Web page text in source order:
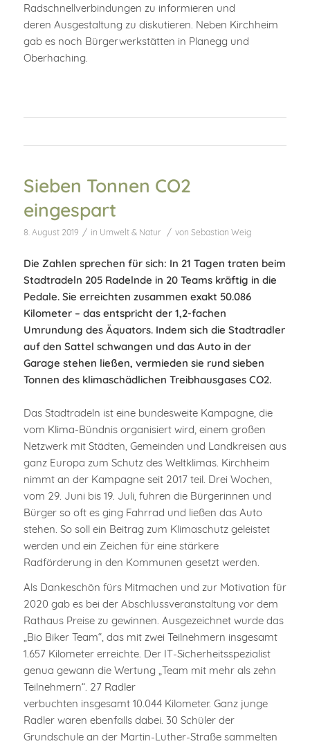
Radschnellverbindungen zu informieren und
deren Ausgestaltung zu diskutieren. Neben Kirchheim
gab es noch Bürgerwerkstätten in Planegg und
Oberhaching.
Sieben Tonnen CO2
eingespart
8. August 2019 / in Umwelt & Natur / von Sebastian Weig
Die Zahlen sprechen für sich: In 21 Tagen traten beim
Stadtradeln 205 Radelnde in 20 Teams kräftig in die
Pedale. Sie erreichten zusammen exakt 50.086
Kilometer – das entspricht der 1,2-fachen
Umrundung des Äquators. Indem sich die Stadtradler
auf den Sattel schwangen und das Auto in der
Garage stehen ließen, vermieden sie rund sieben
Tonnen des klimaschädlichen Treibhausgases CO2.
Das Stadtradeln ist eine bundesweite Kampagne, die
vom Klima-Bündnis organisiert wird, einem großen
Netzwerk mit Städten, Gemeinden und Landkreisen aus
ganz Europa zum Schutz des Weltklimas. Kirchheim
nimmt an der Kampagne seit 2017 teil. Drei Wochen,
vom 29. Juni bis 19. Juli, fuhren die Bürgerinnen und
Bürger so oft es ging Fahrrad und ließen das Auto
stehen. So soll ein Beitrag zum Klimaschutz geleistet
werden und ein Zeichen für eine stärkere
Radförderung in den Kommunen gesetzt werden.
Als Dankeschön fürs Mitmachen und zur Motivation für
2020 gab es bei der Abschlussveranstaltung vor dem
Rathaus Preise zu gewinnen. Ausgezeichnet wurde das
„Bio Biker Team“, das mit zwei Teilnehmern insgesamt
1.657 Kilometer erreichte. Der IT-Sicherheitsspezialist
genua gewann die Wertung „Team mit mehr als zehn
Teilnehmern“. 27 Radler
verbuchten insgesamt 10.044 Kilometer. Ganz junge
Radler waren ebenfalls dabei. 30 Schüler der
Grundschule an der Martin-Luther-Straße sammelten